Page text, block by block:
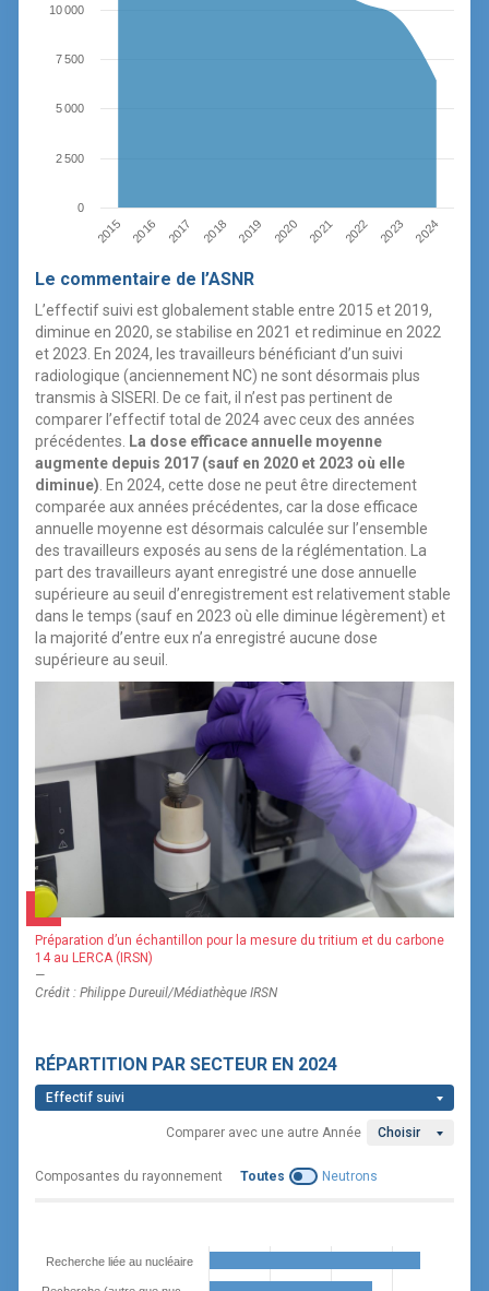
2015 2016 2017 2018 2019 2020 2021 2022 2023 2024
0
2 500
5 000
7 500
10 000
Le commentaire de l’ASNR
L’effectif suivi est globalement stable entre 2015 et 2019,
diminue en 2020, se stabilise en 2021 et rediminue en 2022
et 2023. En 2024, les travailleurs bénéficiant d’un suivi
radiologique (anciennement NC) ne sont désormais plus
transmis à SISERI. De ce fait, il n’est pas pertinent de
comparer l’effectif total de 2024 avec ceux des années
précédentes.
La dose efficace annuelle moyenne
augmente depuis 2017 (sauf en 2020 et 2023 où elle
diminue) . En 2024, cette dose ne peut être directement
comparée aux années précédentes, car la dose efficace
annuelle moyenne est désormais calculée sur l’ensemble
des travailleurs exposés au sens de la réglémentation. La
part des travailleurs ayant enregistré une dose annuelle
supérieure au seuil d’enregistrement est relativement stable
dans le temps (sauf en 2023 où elle diminue légèrement) et
la majorité d’entre eux n’a enregistré aucune dose
supérieure au seuil.
Préparation d’un échantillon pour la mesure du tritium et du carbone
14 au LERCA (IRSN)
—
Crédit : Philippe Dureuil/Médiathèque IRSN
RÉPARTITION PAR SECTEUR EN 2024
Effectif suivi
Choisir
Comparer avec une autre Année
Composantes du rayonnement Toutes Neutrons
Recherche liée au nucléaire